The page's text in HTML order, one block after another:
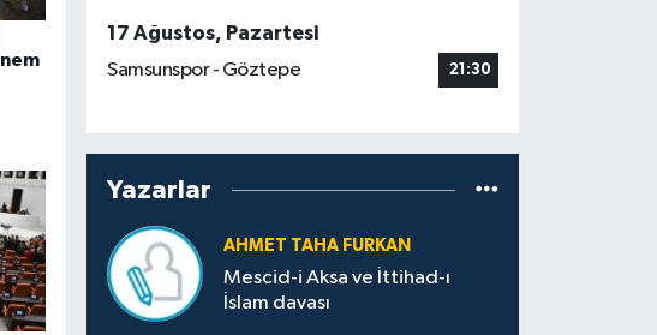
17 Ağustos, Pazartesi
Samsunspor - Göztepe
21:30
Yazarlar
AHMET TAHA FURKAN
Mescid-i Aksa ve İttihad-ı
İslam davası